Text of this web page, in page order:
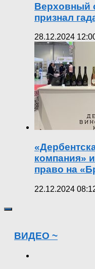
Верховный
признал
28.12.2024
компания»
право на
22.12.2024
ВИДЕО ~